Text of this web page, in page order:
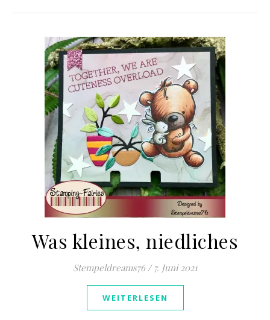
Was kleines, niedliches
Stempeldreams76 / 7. Juni 2021
WEITERLESEN